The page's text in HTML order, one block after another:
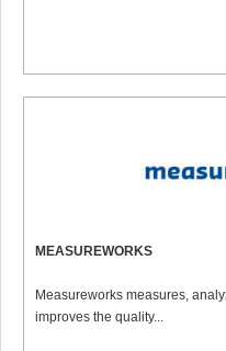
MEASUREWORKS
Measureworks measures,
improves the quality...